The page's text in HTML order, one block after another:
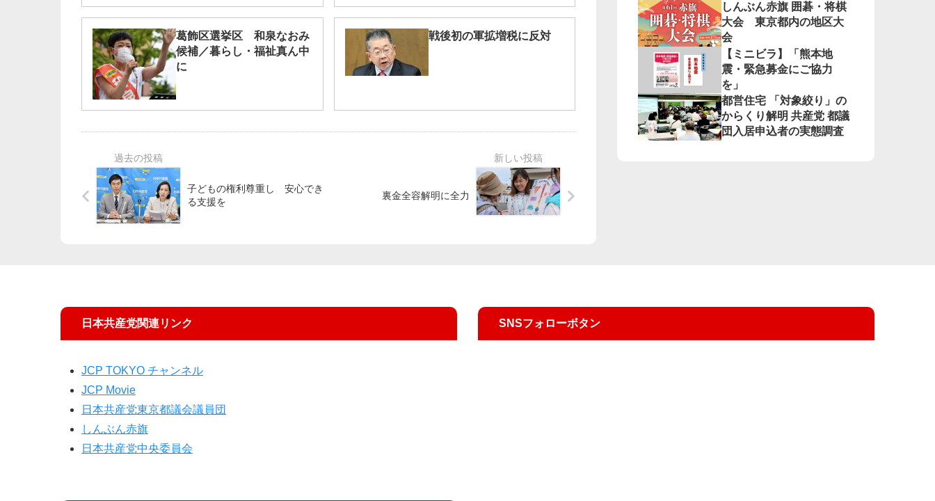
葛飾区選挙区 和泉なおみ
候補／暮らし・福祉真ん中
に
戦後初の軍拡増税に反対
子どもの権利尊重し 安心でき
る支援を
裏金全容解明に全力
しんぶん赤旗 囲碁・将棋
大会 東京都内の地区大
会
【ミニビラ】「熊本地
震・緊急募金にご協力
を」
都営住宅 「対象絞り」の
からくり解明 共産党 都議
団入居申込者の実態調査
日本共産党関連リンク
JCP TOKYO チャンネル
JCP Movie
日本共産党東京都議会議員団
しんぶん赤旗
日本共産党中央委員会
SNSフォローボタン